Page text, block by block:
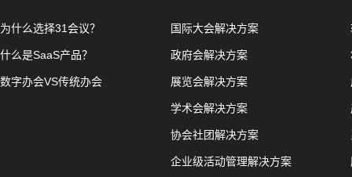
为什么选择31会议？
什么是SaaS产品？
数字办会VS传统办会
国际大会解决方案
政府会解决方案
展览会解决方案
学术会解决方案
协会社团解决方案
企业级活动管理解决方案